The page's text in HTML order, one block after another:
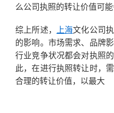
么公司执照的转让价值可能
综上所述， 上海文化公司
的影响。市场需求、品牌
行业竞争状况都会对执照
此，在进行执照转让时，
合理的转让价值，以最大